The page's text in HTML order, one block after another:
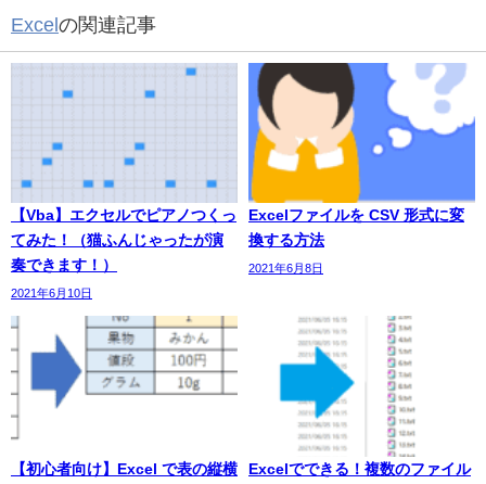
Excel の関連記事
【Vba】エクセルでピアノつくっ
てみた！（猫ふんじゃったが演
奏できます！）
2021年6月10日
Excelファイルを CSV 形式に変
換する方法
2021年6月8日
【初心者向け】Excel で表の縦横
Excelでできる！複数のファイル